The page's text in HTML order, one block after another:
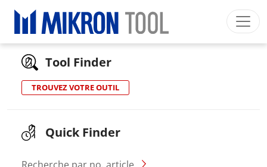
Mikron Group
Français Mon Compte
Main navigation
PRODUITS
SERVICES
Breadcrumb
HOME > > SERVICES
Tool Finder
TROUVEZ VOTRE OUTIL
Quick Finder